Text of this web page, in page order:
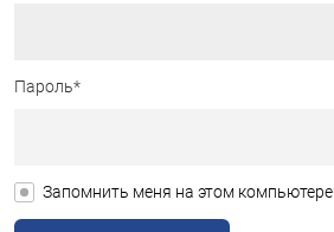
Пароль*
Запомнить меня на этом компьютере